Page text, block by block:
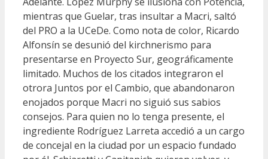
mientras que Guelar, tras insultar a Macri, saltó
del PRO a la UCeDe. Como nota de color, Ricardo
Alfonsín se desunió del kirchnerismo para
presentarse en Proyecto Sur, geográficamente
limitado. Muchos de los citados integraron el
otrora Juntos por el Cambio, que abandonaron
enojados porque Macri no siguió sus sabios
consejos. Para quien no lo tenga presente, el
ingrediente Rodríguez Larreta accedió a un cargo
de concejal en la ciudad por un espacio fundado